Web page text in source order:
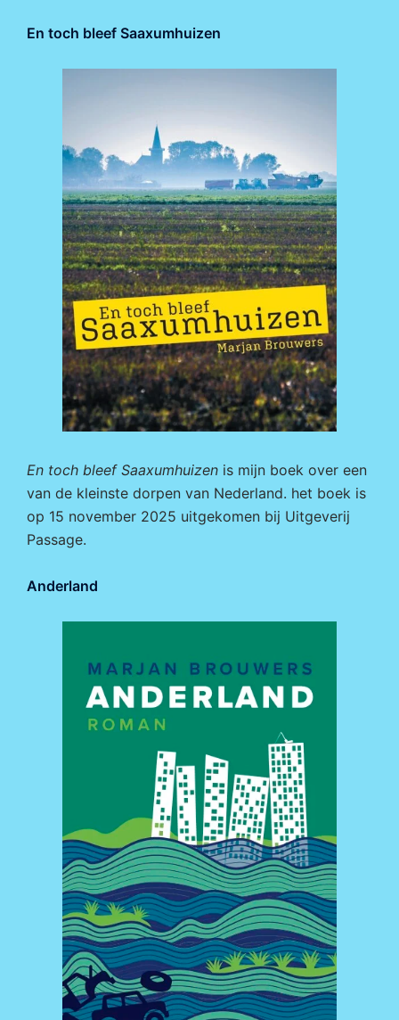
En toch bleef Saaxumhuizen
En toch bleef Saaxumhuizen is mijn boek over een
van de kleinste dorpen van Nederland. het boek is
op 15 november 2025 uitgekomen bij Uitgeverij
Passage.
Anderland